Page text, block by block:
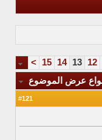
12
13
14
15
>
عرض الموضوع
121